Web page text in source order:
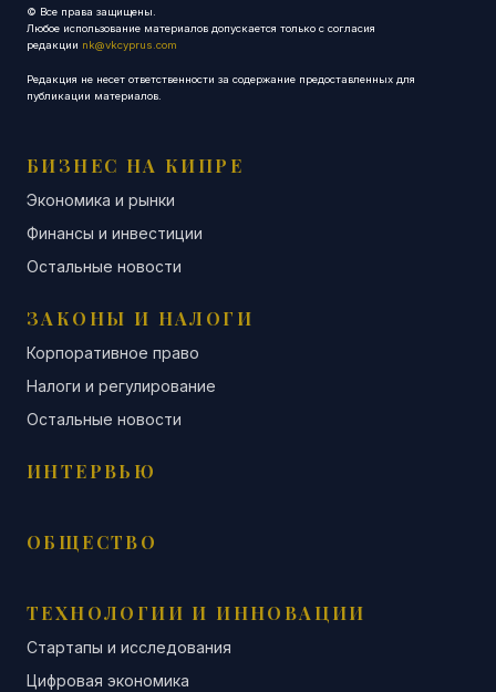
© Все права защищены.
Любое использование материалов допускается только с согласия
редакции nk@vkcyprus.com
Редакция не несет ответственности за содержание предоставленных для
публикации материалов.
БИЗНЕС НА КИПРЕ
Экономика и рынки
Финансы и инвестиции
Остальные новости
ЗАКОНЫ И НАЛОГИ
Корпоративное право
Налоги и регулирование
Остальные новости
ИНТЕРВЬЮ
ОБЩЕСТВО
ТЕХНОЛОГИИ И ИННОВАЦИИ
Стартапы и исследования
Цифровая экономика